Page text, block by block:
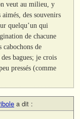
veut au milieu, y
des souvenirs
quelqu’un qui
de chacune
de
bagues; je crois
pressés (comme
a dit :